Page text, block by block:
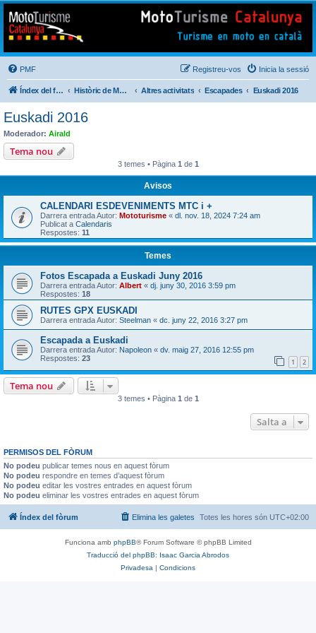
Mototurisme
Turisme en moto en català
PMF Inicia la sessió
Registreu-vos
Índex del fòrum Històric de Mototurisme Altres activitats Escapades Euskadi 2016
Euskadi 2016
Moderador: Airald
Tema nou
3 temes • Pàgina 1 de 1
Avisos
CALENDARI ESDEVENIMENTS MTC i +
Darrera entrada Autor: Mototurisme « dl. nov. 18, 2024 7:24 am
Publicat a Calendaris
Respostes: 11
Temes
Fotos Escapada a Euskadi Juny 2016
Darrera entrada Autor: Albert « dj. juny 30, 2016 3:59 pm
Respostes: 18
RUTES GPX EUSKADI
Darrera entrada Autor: Steelman « dc. juny 22, 2016 3:27 pm
Escapada a Euskadi
Darrera entrada Autor: Napoleon « dv. maig 27, 2016 12:55 pm
Respostes: 23 1 2
Tema nou
3 temes • Pàgina 1 de 1
Salta a
PERMISOS DEL FÒRUM
No podeu publicar temes nous en aquest fòrum
No podeu respondre en temes d’aquest fòrum
No podeu editar les vostres entrades en aquest fòrum
No podeu eliminar les vostres entrades en aquest fòrum
Índex del fòrum Totes les hores són UTC+02:00
Elimina les galetes
Funciona amb phpBB® Forum Software © phpBB Limited
Traducció del phpBB: Isaac Garcia Abrodos
Privadesa | Condicions